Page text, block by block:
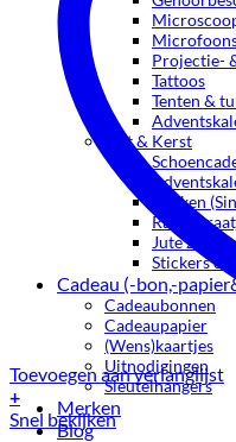
Projectie-
Tattoos
Tenten &
Sint & Kerst
Boeken
Jute zakken
Stickers &
Cadeau (-bon,-
Cadeaubonnen
Cadeaupapier
(Wens)kaartjes
Uitnodigingen
Sleutelhangers
Merken
Blog
Toevoegen aan verlanglijst
+
Snel bekijken